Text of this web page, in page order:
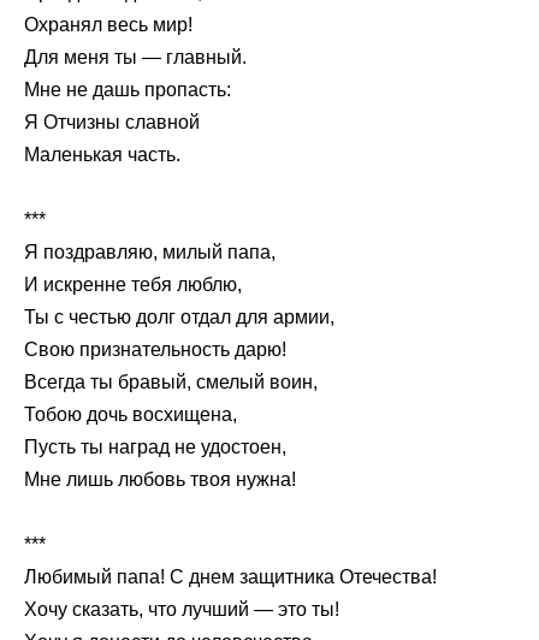
Охранял весь мир!
Для меня ты — главный.
Мне не дашь пропасть:
Я Отчизны славной
Маленькая часть.
***
Я поздравляю, милый папа,
И искренне тебя люблю,
Ты с честью долг отдал для армии,
Свою признательность дарю!
Всегда ты бравый, смелый воин,
Тобою дочь восхищена,
Пусть ты наград не удостоен,
Мне лишь любовь твоя нужна!
***
Любимый папа! С днем защитника Отечества!
Хочу сказать, что лучший — это ты!